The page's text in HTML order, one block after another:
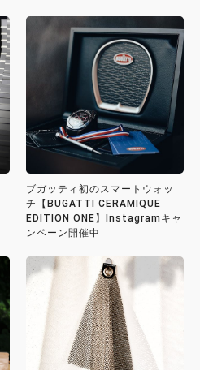
ブガッティ初のスマートウォッ
チ【BUGATTI CERAMIQUE
EDITION ONE】Instagramキャ
ンペーン開催中